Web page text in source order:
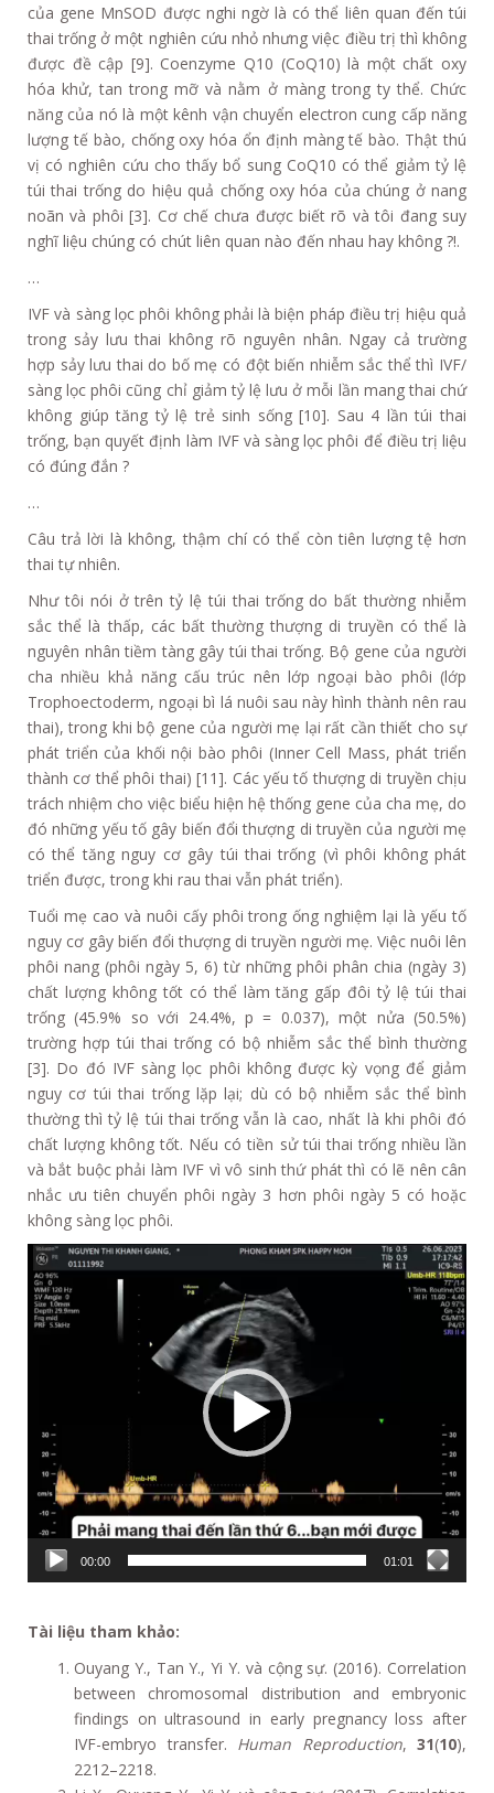
của gene MnSOD được nghi ngờ là có thể liên quan đến túi
thai trống ở một nghiên cứu nhỏ nhưng việc điều trị thì không
được đề cập [9]. Coenzyme Q10 (CoQ10) là một chất oxy
hóa khử, tan trong mỡ và nằm ở màng trong ty thể. Chức
năng của nó là một kênh vận chuyển electron cung cấp năng
lượng tế bào, chống oxy hóa ổn định màng tế bào. Thật thú
vị có nghiên cứu cho thấy bổ sung CoQ10 có thể giảm tỷ lệ
túi thai trống do hiệu quả chống oxy hóa của chúng ở nang
noãn và phôi [3]. Cơ chế chưa được biết rõ và tôi đang suy
nghĩ liệu chúng có chút liên quan nào đến nhau hay không ?!.
…
IVF và sàng lọc phôi không phải là biện pháp điều trị hiệu quả
trong sảy lưu thai không rõ nguyên nhân. Ngay cả trường
hợp sảy lưu thai do bố mẹ có đột biến nhiễm sắc thể thì IVF/
sàng lọc phôi cũng chỉ giảm tỷ lệ lưu ở mỗi lần mang thai chứ
không giúp tăng tỷ lệ trẻ sinh sống [10]. Sau 4 lần túi thai
trống, bạn quyết định làm IVF và sàng lọc phôi để điều trị liệu
có đúng đắn ?
…
Câu trả lời là không, thậm chí có thể còn tiên lượng tệ hơn
thai tự nhiên.
Như tôi nói ở trên tỷ lệ túi thai trống do bất thường nhiễm
sắc thể là thấp, các bất thường thượng di truyền có thể là
nguyên nhân tiềm tàng gây túi thai trống. Bộ gene của người
cha nhiều khả năng cấu trúc nên lớp ngoại bào phôi (lớp
Trophoectoderm, ngoại bì lá nuôi sau này hình thành nên rau
thai), trong khi bộ gene của người mẹ lại rất cần thiết cho sự
phát triển của khối nội bào phôi (Inner Cell Mass, phát triển
thành cơ thể phôi thai) [11]. Các yếu tố thượng di truyền chịu
trách nhiệm cho việc biểu hiện hệ thống gene của cha mẹ, do
đó những yếu tố gây biến đổi thượng di truyền của người mẹ
có thể tăng nguy cơ gây túi thai trống (vì phôi không phát
triển được, trong khi rau thai vẫn phát triển).
Tuổi mẹ cao và nuôi cấy phôi trong ống nghiệm lại là yếu tố
nguy cơ gây biến đổi thượng di truyền người mẹ. Việc nuôi lên
phôi nang (phôi ngày 5, 6) từ những phôi phân chia (ngày 3)
chất lượng không tốt có thể làm tăng gấp đôi tỷ lệ túi thai
trống (45.9% so với 24.4%, p = 0.037), một nửa (50.5%)
trường hợp túi thai trống có bộ nhiễm sắc thể bình thường
[3]. Do đó IVF sàng lọc phôi không được kỳ vọng để giảm
nguy cơ túi thai trống lặp lại; dù có bộ nhiễm sắc thể bình
thường thì tỷ lệ túi thai trống vẫn là cao, nhất là khi phôi đó
chất lượng không tốt. Nếu có tiền sử túi thai trống nhiều lần
và bắt buộc phải làm IVF vì vô sinh thứ phát thì có lẽ nên cân
nhắc ưu tiên chuyển phôi ngày 3 hơn phôi ngày 5 có hoặc
không sàng lọc phôi.
Video
Player
00:00 01:01
Tài liệu tham khảo:
Ouyang Y., Tan Y., Yi Y. và cộng sự. (2016). Correlation
between chromosomal distribution and embryonic
findings on ultrasound in early pregnancy loss after
IVF-embryo transfer. Human Reproduction, 31(10),
2212–2218.